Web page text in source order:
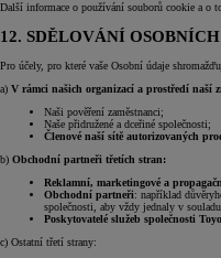
Další informace o používání souborů cookie a o
12. SDĚLOVÁNÍ
Pro účely, pro které vaše Osobní údaje
a) V rámci našich organizací a prostředí naší
Naši pověření zaměstnanci;
Naše přidružené a dceřiné společnosti;
Členové naší sítě autorizovaných
b) Obchodní partneři třetích stran:
Reklamní, marketingové a
Obchodní partneři: například
společnosti, aby vždy jednaly v
Poskytovatelé služeb společnosti
c) Ostatní třetí strany: